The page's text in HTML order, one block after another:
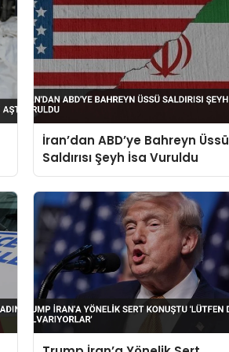
İran’dan ABD’ye Bahreyn Üssü
Saldırısı Şeyh İsa Vuruldu